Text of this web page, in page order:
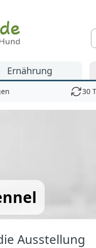
Ernährung
30
Ausstellung